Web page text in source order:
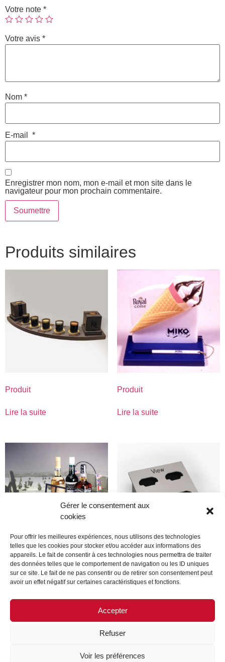
Gérer le consentement aux
cookies
Pour offrir les meilleures expériences, nous utilisons des technologies
telles que les cookies pour stocker et/ou accéder aux informations des
appareils. Le fait de consentir à ces technologies nous permettra de traiter
des données telles que le comportement de navigation ou les ID uniques
sur ce site. Le fait de ne pas consentir ou de retirer son consentement peut
avoir un effet négatif sur certaines caractéristiques et fonctions.
Accepter
Refuser
Voir les préférences
Votre note *
Votre avis *
Nom *
E-mail *
Enregistrer mon nom, mon e-mail et mon site dans le
navigateur pour mon prochain commentaire.
Produits similaires
Produit
Lire la suite
Produit
Lire la suite
Produit
Lire la suite
Produit
Lire la suite